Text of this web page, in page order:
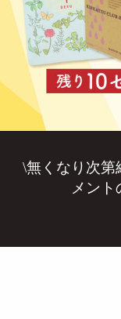
\無くなり次第
メント